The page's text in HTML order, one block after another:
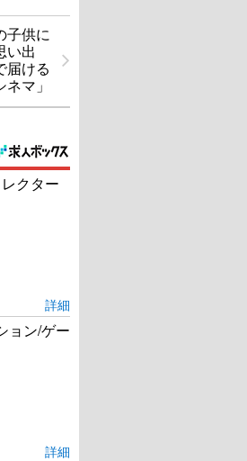
U-NEXTで見る
子供に
い出
届ける
ネマ」
クター
詳細
ョン/ゲー
詳細